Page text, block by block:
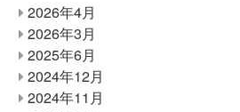
2026年4月
2026年3月
2025年6月
2024年12月
2024年11月